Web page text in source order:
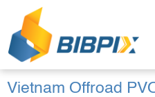
Vietnam Offroad